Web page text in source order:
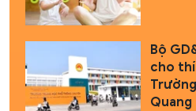
Bộ
cho
Quang